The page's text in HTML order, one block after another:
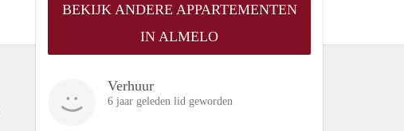
BEKIJK ANDERE APPARTEMENTEN
IN ALMELO
Verhuur
6 jaar geleden lid geworden